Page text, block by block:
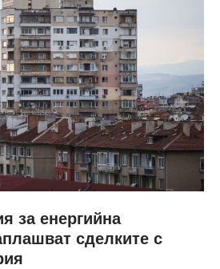
за енергийна
сделките с